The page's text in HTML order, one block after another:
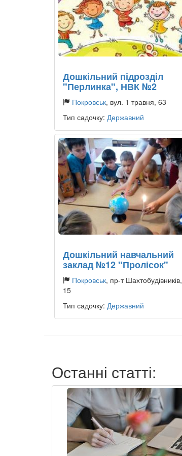
Дошкільний підрозділ
"Перлинка", НВК №2
Покровськ, вул. 1 травня, 63
Тип садочку: Державний
Дошкільний навчальний
заклад №12 "Пролісок"
Покровськ, пр-т Шахтобудівників,
15
Тип садочку: Державний
Останні статті: